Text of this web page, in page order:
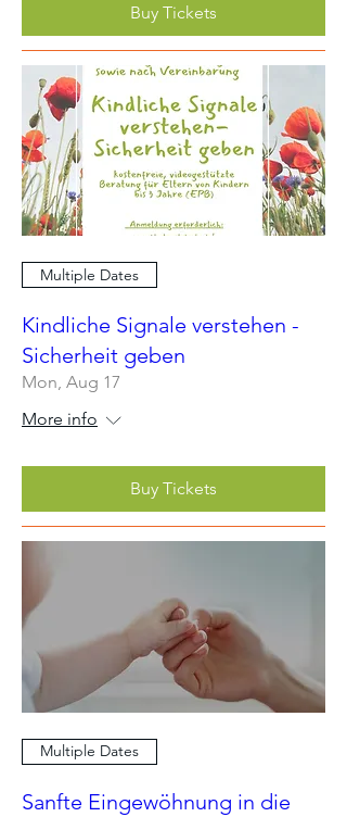
Buy Tickets
Multiple Dates
Kindliche Signale verstehen -
Sicherheit geben
Mon, Aug 17
More info
Buy Tickets
Multiple Dates
Sanfte Eingewöhnung in die